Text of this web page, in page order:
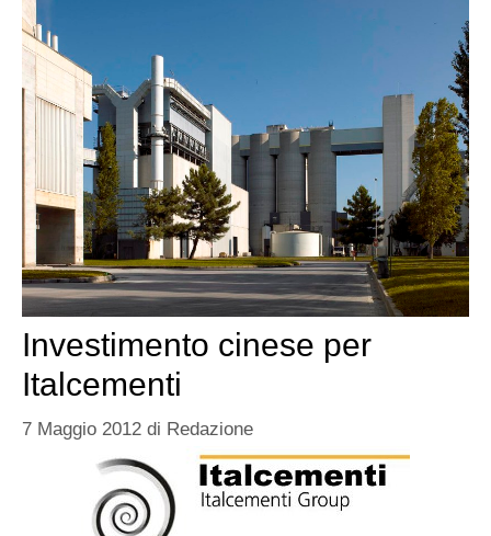
Investimento cinese per
Italcementi
7 Maggio 2012 di Redazione